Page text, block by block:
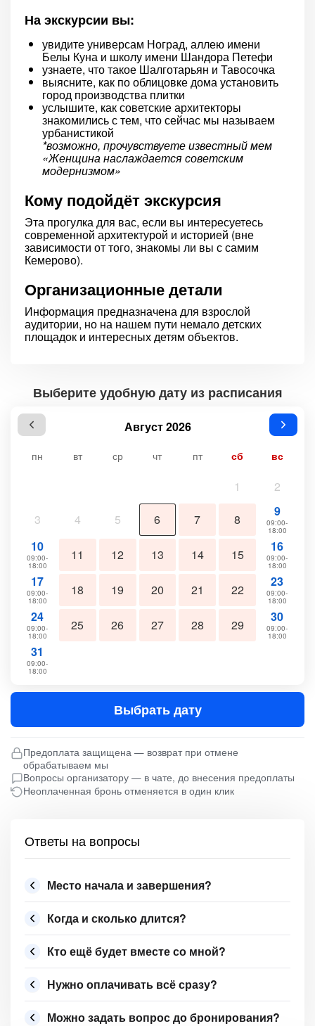
На экскурсии вы:
увидите универсам Ноград, аллею имени
Белы Куна и школу имени Шандора Петефи
узнаете, что такое Шалготарьян и Тавосочка
выясните, как по облицовке дома установить
город производства плитки
услышите, как советские архитекторы
знакомились с тем, что сейчас мы называем
урбанистикой
*возможно, прочувствуете известный мем
«Женщина наслаждается советским
модернизмом»
Кому подойдёт экскурсия
Эта прогулка для вас, если вы интересуетесь
современной архитектурой и историей (вне
зависимости от того, знакомы ли вы с самим
Кемерово).
Организационные детали
Информация предназначена для взрослой
аудитории, но на нашем пути немало детских
площадок и интересных детям объектов.
Выберите удобную дату из расписания
Август 2026
пн вт ср чт пт сб вс
1 2
3 4 5 6 7 8
9
09:00-
18:00
10
09:00-
18:00
11 12 13 14 15
16
09:00-
18:00
17
09:00-
18:00
18 19 20 21 22
23
09:00-
18:00
24
09:00-
18:00
25 26 27 28 29
30
09:00-
18:00
31
09:00-
18:00
Выбрать дату
Предоплата защищена — возврат при отмене
обрабатываем мы
Вопросы организатору — в чате, до внесения предоплаты
Неоплаченная бронь отменяется в один клик
Ответы на вопросы
Место начала и завершения?
Когда и сколько длится?
Кто ещё будет вместе со мной?
Нужно оплачивать всё сразу?
Можно задать вопрос до бронирования?